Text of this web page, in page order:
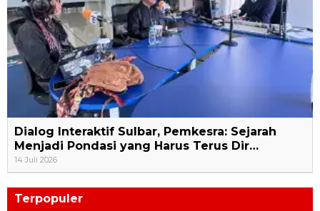
Dialog Interaktif Sulbar, Pemkesra: Sejarah
Menjadi Pondasi yang Harus Terus Dir…
14 Juli 2026
Terpopuler